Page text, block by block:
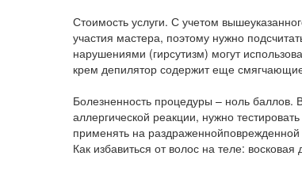
Стоимость услуги. С учетом
участия мастера, поэтому нужно
нарушениями (гирсутизм) могут
крем депилятор содержит еще
Болезненность процедуры – ноль баллов.
аллергической реакции, нужно
применять на
Как избавиться от волос на теле: